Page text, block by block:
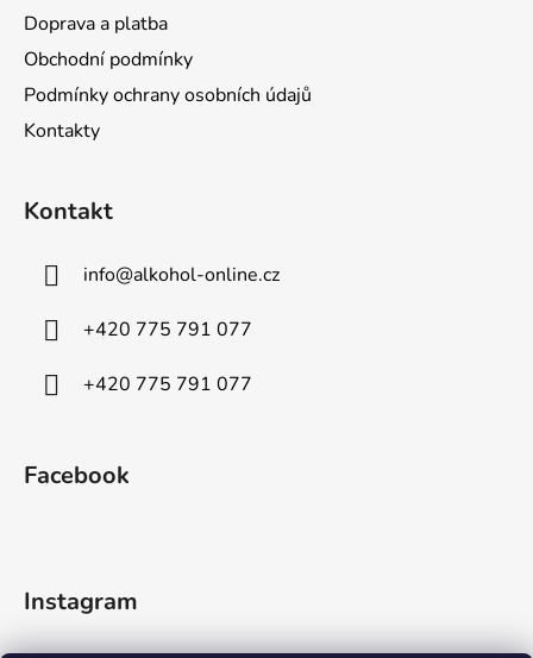
Doprava a platba
Obchodní podmínky
Podmínky ochrany osobních údajů
Kontakty
Kontakt
info@alkohol-online.cz
+420 775 791 077
+420 775 791 077
Facebook
Instagram